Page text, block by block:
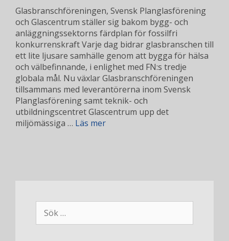
Glasbranschföreningen, Svensk Planglasförening
och Glascentrum ställer sig bakom bygg- och
anläggningssektorns färdplan för fossilfri
konkurrenskraft Varje dag bidrar glasbranschen till
ett lite ljusare samhälle genom att bygga för hälsa
och välbefinnande, i enlighet med FN:s tredje
globala mål. Nu växlar Glasbranschföreningen
tillsammans med leverantörerna inom Svensk
Planglasförening samt teknik- och
utbildningscentret Glascentrum upp det
miljömässiga … Läs mer